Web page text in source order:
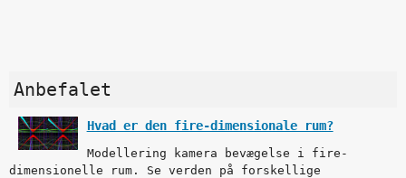
Anbefalet
Hvad er den fire-dimensionale rum?
Modellering kamera bevægelse i fire-
dimensionelle rum. Se verden på forskellige